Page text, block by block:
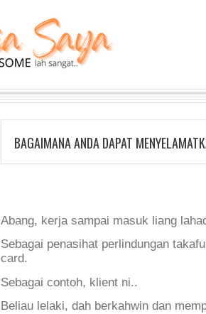
BAGAIMANA ANDA DAPAT
Abang, kerja sampai masuk liang
Sebagai penasihat perlindungan
card.
Sebagai contoh, klient ni..
Beliau lelaki, dah berkahwin dan